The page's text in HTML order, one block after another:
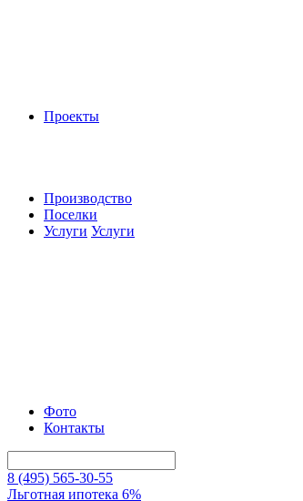
Проекты
Производство
Поселки
Услуги Услуги
Фото
Контакты
8 (495) 565-30-55
Льготная ипотека 6%